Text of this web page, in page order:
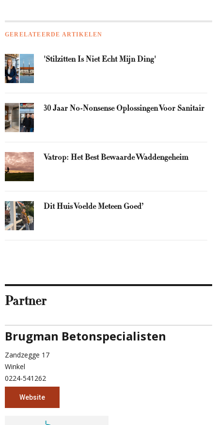
GERELATEERDE ARTIKELEN
'Stilzitten Is Niet Echt Mijn Ding'
30 Jaar No-Nonsense Oplossingen Voor Sanitair
Vatrop: Het Best Bewaarde Waddengeheim
Dit Huis Voelde Meteen Goed’
Partner
Brugman Betonspecialisten
Zandzegge 17
Winkel
0224-541262
Website